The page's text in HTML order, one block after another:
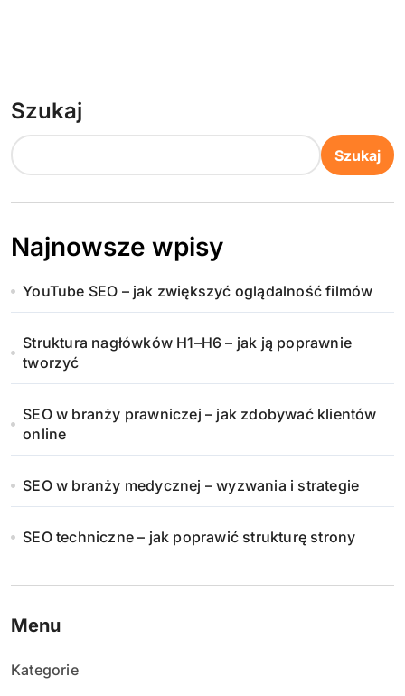
Szukaj
Szukaj
Najnowsze wpisy
YouTube SEO – jak zwiększyć oglądalność filmów
Struktura nagłówków H1–H6 – jak ją poprawnie
tworzyć
SEO w branży prawniczej – jak zdobywać klientów
online
SEO w branży medycznej – wyzwania i strategie
SEO techniczne – jak poprawić strukturę strony
Menu
Kategorie